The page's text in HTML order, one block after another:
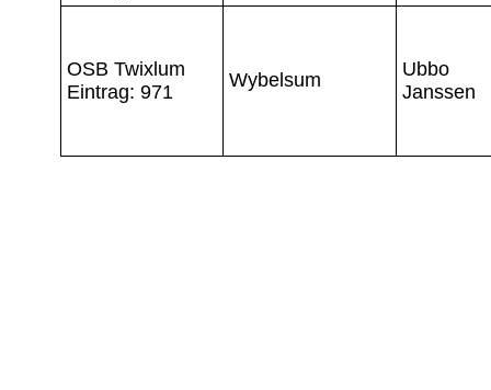
OSB Twixlum
Eintrag: 971
Wybelsum
Ubbo
Janssen